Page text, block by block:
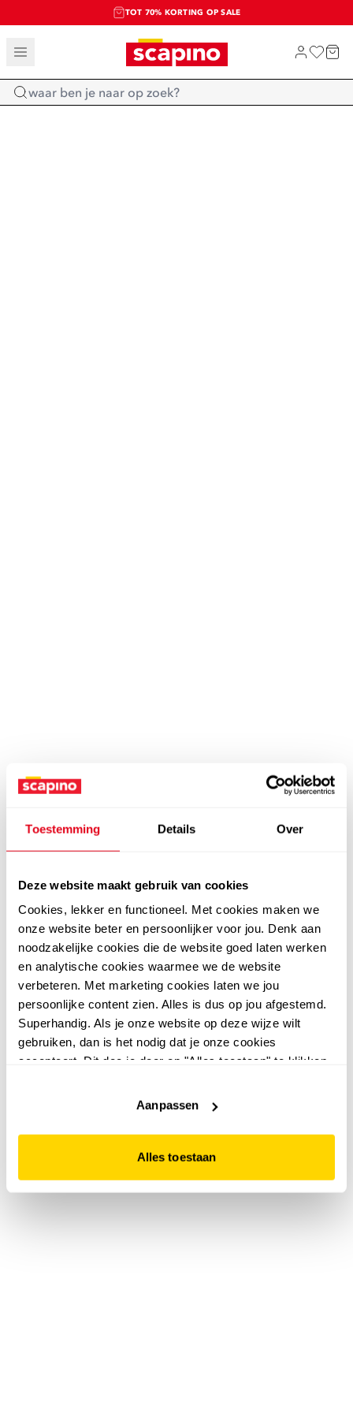
Toestemming Details Over
Deze website maakt gebruik van cookies
Cookies, lekker en functioneel. Met cookies maken we
onze website beter en persoonlijker voor jou. Denk aan
noodzakelijke cookies die de website goed laten werken
en analytische cookies waarmee we de website
verbeteren. Met marketing cookies laten we jou
persoonlijke content zien. Alles is dus op jou afgestemd.
Superhandig. Als je onze website op deze wijze wilt
gebruiken, dan is het nodig dat je onze cookies
accepteert. Dit doe je door op "Alles toestaan" te klikken.
website niet optimaal functioneert.
Aanpassen
Alles toestaan
TOT 70% KORTING OP SALE
SALE: LAATSTE KANS!
SHOP NIEUW
Home